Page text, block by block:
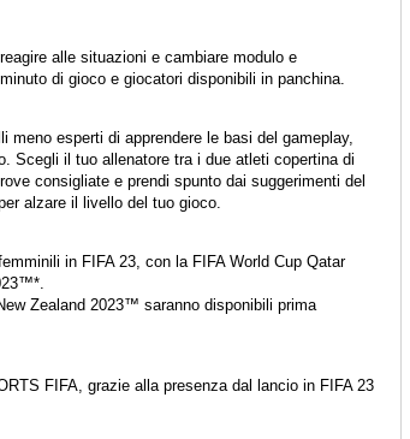
alle situazioni e cambiare modulo e
di gioco e giocatori disponibili in panchina.
esperti di apprendere le basi del gameplay,
Scegli il tuo allenatore tra i due atleti copertina di
consigliate e prendi spunto dai suggerimenti del
alzare il livello del tuo gioco.
in FIFA 23, con la FIFA World Cup Qatar
Zealand 2023™ saranno disponibili prima
FIFA, grazie alla presenza dal lancio in FIFA 23